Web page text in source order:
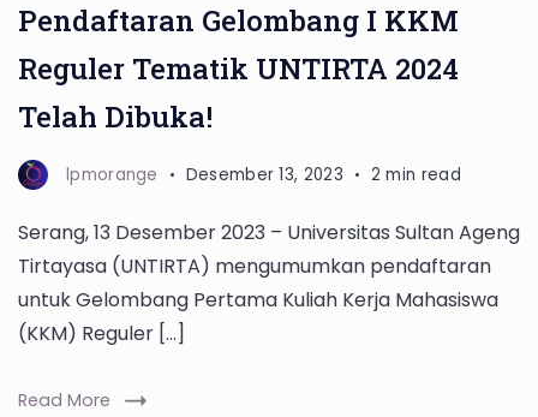
Pendaftaran Gelombang I KKM
Reguler Tematik UNTIRTA 2024
Telah Dibuka!
lpmorange Desember 13, 2023 2 min read
Serang, 13 Desember 2023 – Universitas Sultan Ageng
Tirtayasa (UNTIRTA) mengumumkan pendaftaran
untuk Gelombang Pertama Kuliah Kerja Mahasiswa
(KKM) Reguler […]
Read More